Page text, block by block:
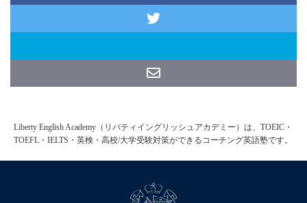
Liberty English Academy（リバティイングリッシュアカデミー）は、TOEIC・
TOEFL・IELTS・英検・高校/大学受験対策ができるコーチング英語塾です。